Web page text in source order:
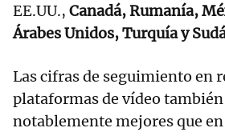
EE.UU., Canadá, Rumanía,
Árabes Unidos, Turquía y
Las cifras de seguimiento en
plataformas de vídeo
notablemente mejores que